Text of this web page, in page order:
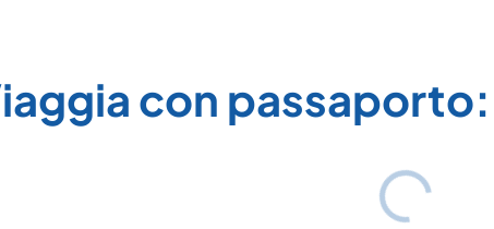
con